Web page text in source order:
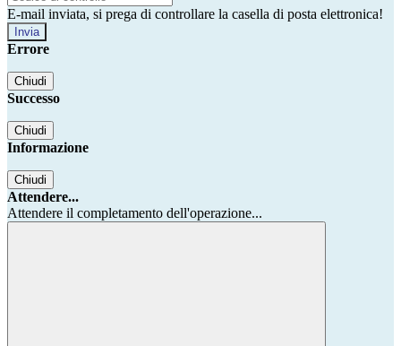
E-mail inviata, si prega di controllare la casella di posta elettronica!
Errore
Chiudi
Successo
Chiudi
Informazione
Chiudi
Attendere...
Attendere il completamento dell'operazione...